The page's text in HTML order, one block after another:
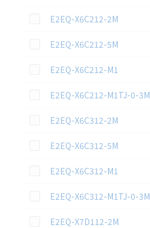
この資料を選択
E2EQ-X6C212-2M
この資料を選択
E2EQ-X6C212-5M
この資料を選択
E2EQ-X6C212-M1
この資料を選択
E2EQ-X6C212-M1TJ-0-3M
この資料を選択
E2EQ-X6C312-2M
この資料を選択
E2EQ-X6C312-5M
この資料を選択
E2EQ-X6C312-M1
この資料を選択
E2EQ-X6C312-M1TJ-0-3M
この資料を選択
E2EQ-X7D112-2M